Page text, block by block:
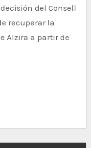
recuperar la
Alzira a partir de